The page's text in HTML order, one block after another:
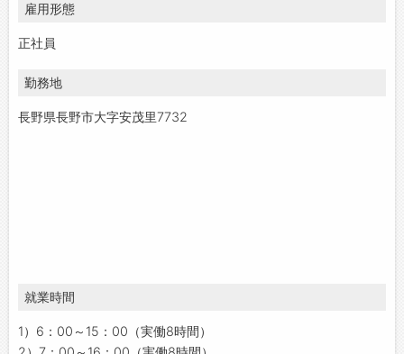
雇用形態
正社員
勤務地
長野県長野市大字安茂里7732
就業時間
1）6：00～15：00（実働8時間）